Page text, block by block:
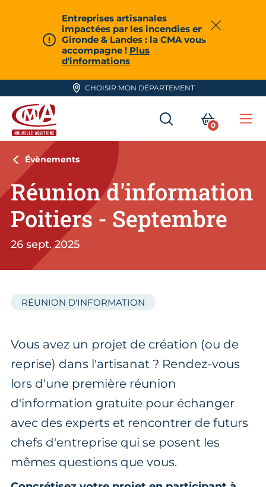
Entreprises artisanales
impactées par les incendies en
Gironde & Landes : la CMA vous
accompagne ! Plus
d'informations
Fermer
CHOISIR MON DÉPARTEMENT
CMA Nouvelle-Aquitaine
RECHERCHER
MON
0
Évènements
Réunion d'information
Poitiers - Septembre
26 sept. 2025
RÉUNION D'INFORMATION
Vous avez un projet de création (ou de
reprise) dans l'artisanat ? Rendez-vous
lors d'une première réunion
d'information gratuite pour échanger
avec des experts et rencontrer de futurs
chefs d'entreprise qui se posent les
mêmes questions que vous.